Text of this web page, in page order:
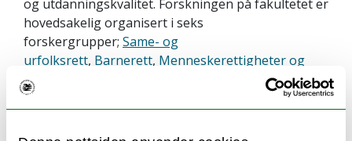
og utdanningskvalitet. Forskningen på fakultetet er
hovedsakelig organisert i seks
forskergrupper; Same- og
urfolksrett, Barnerett, Menneskerettigheter og
folkerett
ogCrime
Control and Security Law
. Fakultetet er også hjem
verdensledende forskningsmiljø innenfor